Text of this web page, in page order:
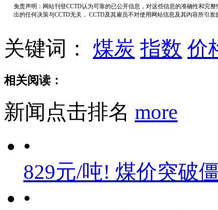
免责声明：网站刊登CCTD认为可靠的已公开信息，对这些信息的准确性和完
出的任何决策与CCTD无关， CCTD及其雇员不对使用网站信息及其内容所引
关键词： 煤炭 指数 价
相关阅读：
新闻点击排名 more
•
829元/吨! 煤价突破
•